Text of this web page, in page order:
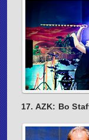
17. AZK: Bo